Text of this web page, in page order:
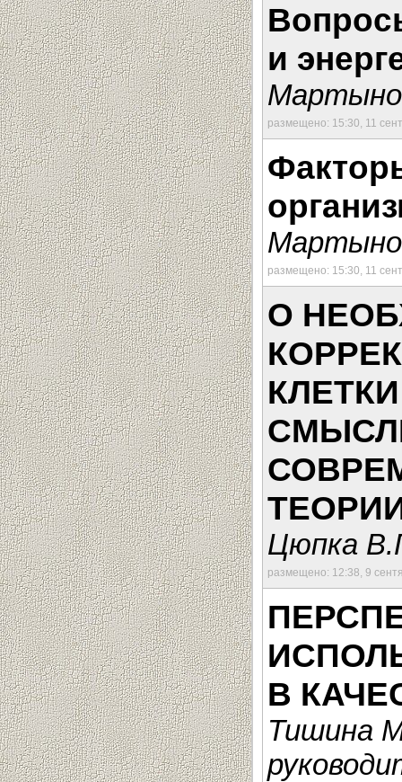
и
размещено: 15:30, 11
размещено: 15:30, 11
О
Цюпка
размещено: 12:38, 9
В
Тишина